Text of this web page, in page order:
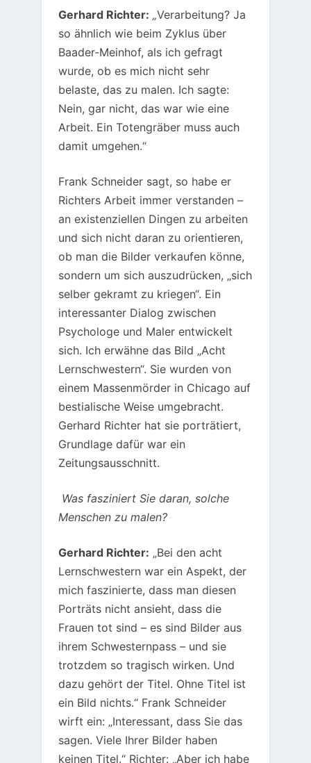
Gerhard Richter: „Verarbeitung? Ja
so ähnlich wie beim Zyklus über
Baader-Meinhof, als ich gefragt
wurde, ob es mich nicht sehr
belaste, das zu malen. Ich sagte:
Nein, gar nicht, das war wie eine
Arbeit. Ein Totengräber muss auch
damit umgehen.“
Frank Schneider sagt, so habe er
Richters Arbeit immer verstanden –
an existenziellen Dingen zu arbeiten
und sich nicht daran zu orientieren,
ob man die Bilder verkaufen könne,
sondern um sich auszudrücken, „sich
selber gekramt zu kriegen“. Ein
interessanter Dialog zwischen
Psychologe und Maler entwickelt
sich. Ich erwähne das Bild „Acht
Lernschwestern“. Sie wurden von
einem Massenmörder in Chicago auf
bestialische Weise umgebracht.
Gerhard Richter hat sie porträtiert,
Grundlage dafür war ein
Zeitungsausschnitt.
Was fasziniert Sie daran, solche
Menschen zu malen?
Gerhard Richter: „Bei den acht
Lernschwestern war ein Aspekt, der
mich faszinierte, dass man diesen
Porträts nicht ansieht, dass die
Frauen tot sind – es sind Bilder aus
ihrem Schwesternpass – und sie
trotzdem so tragisch wirken. Und
dazu gehört der Titel. Ohne Titel ist
ein Bild nichts.“ Frank Schneider
wirft ein: „Interessant, dass Sie das
sagen. Viele Ihrer Bilder haben
keinen Titel.“ Richter: „Aber ich habe